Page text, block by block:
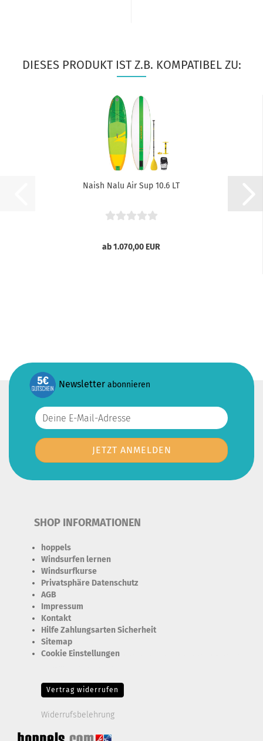
DIESES PRODUKT IST Z.B. KOMPATIBEL ZU:
Naish Nalu Air Sup 10.6 LT
ab 1.070,00 EUR
Newsletter abonnieren
SHOP INFORMATIONEN
hoppels
Windsurfen lernen
Windsurfkurse
Privatsphäre Datenschutz
AGB
Impressum
Kontakt
Hilfe Zahlungsarten Sicherheit
Sitemap
Cookie Einstellungen
Vertrag widerrufen
Widerrufsbelehrung